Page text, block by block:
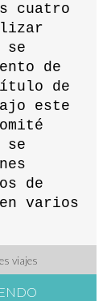
cuatro
se
de
de
este
se
de
varios
viajes